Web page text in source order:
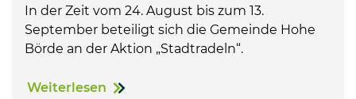
In der Zeit vom 24. August bis zum 13.
September beteiligt sich die Gemeinde Hohe
Börde an der Aktion „Stadtradeln“.
Weiterlesen